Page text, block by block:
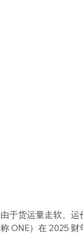
由于货运量走软、
称 ONE）在 2025 财